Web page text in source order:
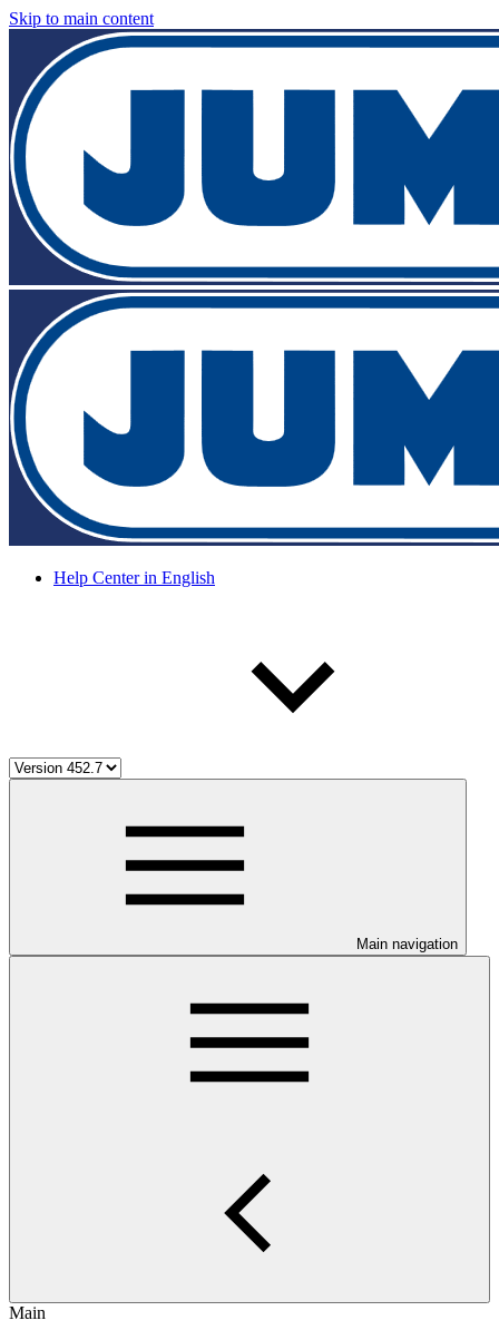
Skip to main content
Help Center in English
Main navigation
Main